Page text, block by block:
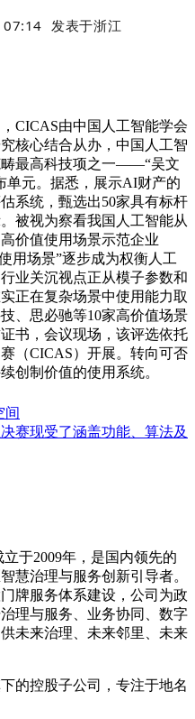
发表于浙江
由中国人工智能学会
核心结合从办，中国人工智
最高科技项之一——“吴文
单元。据悉，展示AI财产的
系统，甄选出50家具有标杆
被视为察看我国人工智能从
价值使用场景示范企业
用场景”逐步成为权衡人工
业关沉视点正从模子参数和
正在复杂场景中使用能力取
、思必驰等10家高价值场景
书，会议现场，该评选依托
（CICAS）开展。转向可否
创制价值的使用系统。
赛现受了涵盖功能、算法及
于2009年，是国内领先的
慧治理与服务创新引导者。
牌服务体系建设，公司为政
理与服务、业务协同、数字
未来治理、未来邻里、未来
的控股子公司，专注于地名